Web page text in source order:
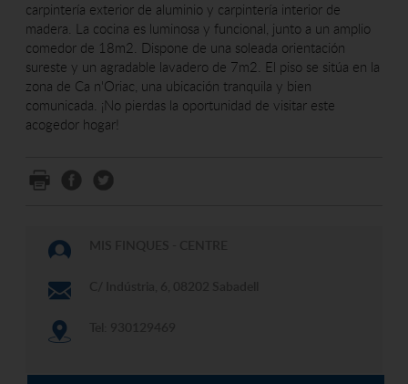
carpintería exterior de aluminio y carpintería interior de
madera. La cocina es luminosa y funcional, junto a un amplio
comedor de 18m2. Dispone de una soleada orientación
sureste y un agradable lavadero de 7m2. El piso se sitúa en la
zona de Ca n'Oriac, una ubicación tranquila y bien
comunicada. ¡No pierdas la oportunidad de visitar este
acogedor hogar!